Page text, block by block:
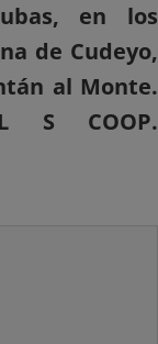
en los
de Cudeyo,
al Monte.
S COOP.